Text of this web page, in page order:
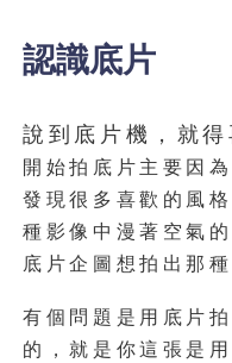
認識底片
說到底片機，就得
開始拍底片主要因
發現很多喜歡的風
種影像中漫著空氣
底片企圖想拍出那
有個問題是用底片
的，就是你這張是